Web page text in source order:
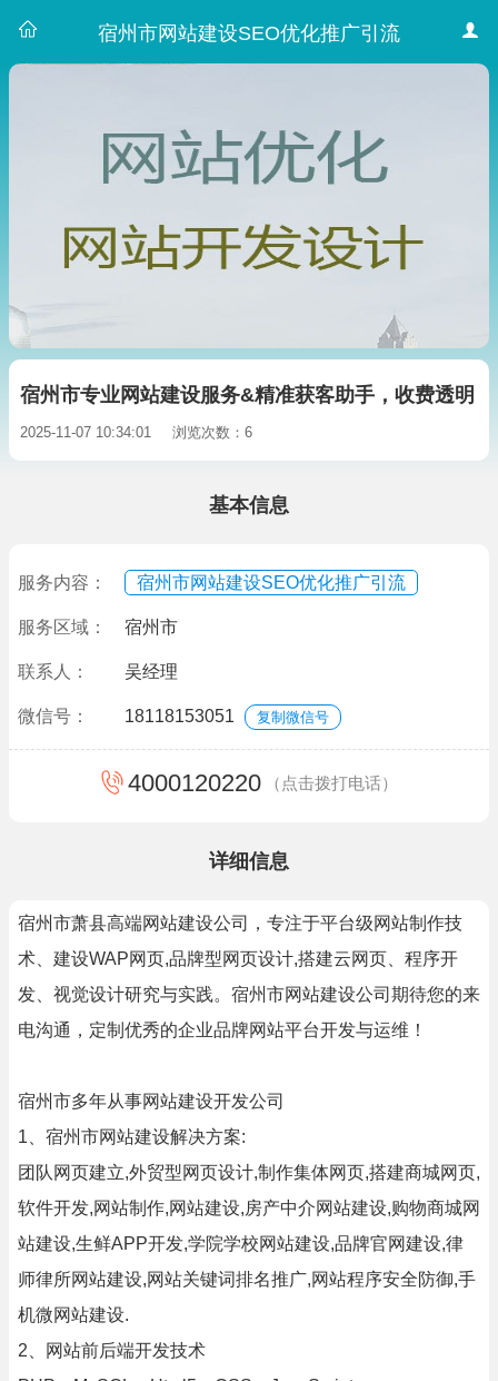
宿州市网站建设SEO优化推广引流
宿州市专业网站建设服务&精准获客助手，收费透明
2025-11-07 10:34:01 浏览次数：6
基本信息
服务内容： 宿州市网站建设SEO优化推广引流
服务区域： 宿州市
联系人： 吴经理
微信号： 18118153051 复制微信号
4000120220 （点击拨打电话）
详细信息
宿州市萧县高端网站建设公司，专注于平台级网站制作技
术、建设WAP网页,品牌型网页设计,搭建云网页、程序开
发、视觉设计研究与实践。宿州市网站建设公司期待您的来
电沟通，定制优秀的企业品牌网站平台开发与运维！
宿州市多年从事网站建设开发公司
1、宿州市网站建设解决方案:
团队网页建立,外贸型网页设计,制作集体网页,搭建商城网页,
软件开发,网站制作,网站建设,房产中介网站建设,购物商城网
站建设,生鲜APP开发,学院学校网站建设,品牌官网建设,律
师律所网站建设,网站关键词排名推广,网站程序安全防御,手
机微网站建设.
2、网站前后端开发技术